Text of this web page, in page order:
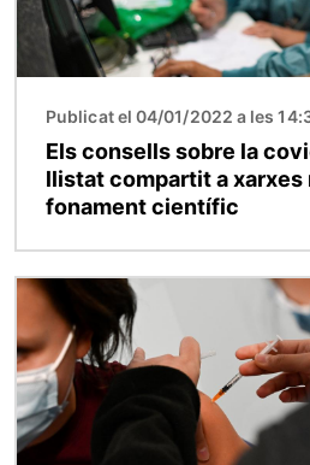
Publicat el 04/01/2022 a les
Els consells sobre la
llistat compartit a xarxes
fonament científic
Imatge